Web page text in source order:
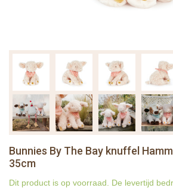
Bunnies By The Bay knuffel
35cm
Dit product is op voorraad. De levertijd